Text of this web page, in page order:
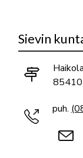
Sievin
85410
puh.